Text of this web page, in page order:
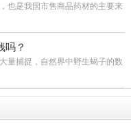
也是我国市售商品药材的主要来
吗？
量捕捉，自然界中野生蝎子的数